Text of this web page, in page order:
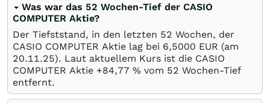
Was war das 52 Wochen-Tief der CASIO
COMPUTER Aktie?
Der Tiefststand, in den letzten 52 Wochen, der
CASIO COMPUTER Aktie lag bei 6,5000 EUR (am
20.11.25). Laut aktuellem Kurs ist die CASIO
COMPUTER Aktie +84,77 % vom 52 Wochen-Tief
entfernt.